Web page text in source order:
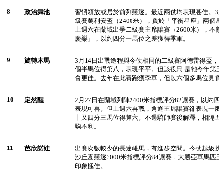
8 政治舞池
習慣領放或居於前列競逐。最近兩仗均表現甚佳。
級賽萬利安盃（2400米），負於「平衡星座」兩個
上週六在蘭域出爭二級賽主席讓賽（2600米），
慶樂」，以約四分一馬位之差獲得季軍。
9 旋轉木馬
3月14日出戰途程與今仗相同的二級賽阿德雷得盃
個半馬位得第八，表現平平。但該役只 是牠今年第
會更佳。去年在此賽跑獲季軍，但以六個多馬位見
10 定然醒
2月27日在蘭域列陣2400米指標評分82讓賽，以約
表現可喜。但上週六再戰，角逐主席讓賽卻表現一
十又四分三馬位得第六。不過騎師賽後解釋，相隔
駒不利。
11 芭欣諾娃
出賽次數較少的長途雌馬，有進步空間。今仗越級
沙丘園競逐3000米指標評分84讓賽，大勝亞軍馬匹
印象極佳。